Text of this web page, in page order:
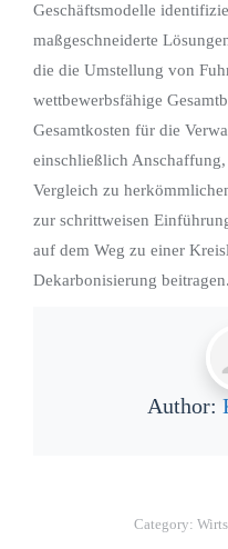
Geschäftsmodelle
maßgeschneiderte
die die Umstellung von
wettbewerbsfähige
Gesamtkosten für die
einschließlich
Vergleich zu
zur schrittweisen
auf dem Weg zu einer
Dekarbonisierung beitragen.
Author:
Category: